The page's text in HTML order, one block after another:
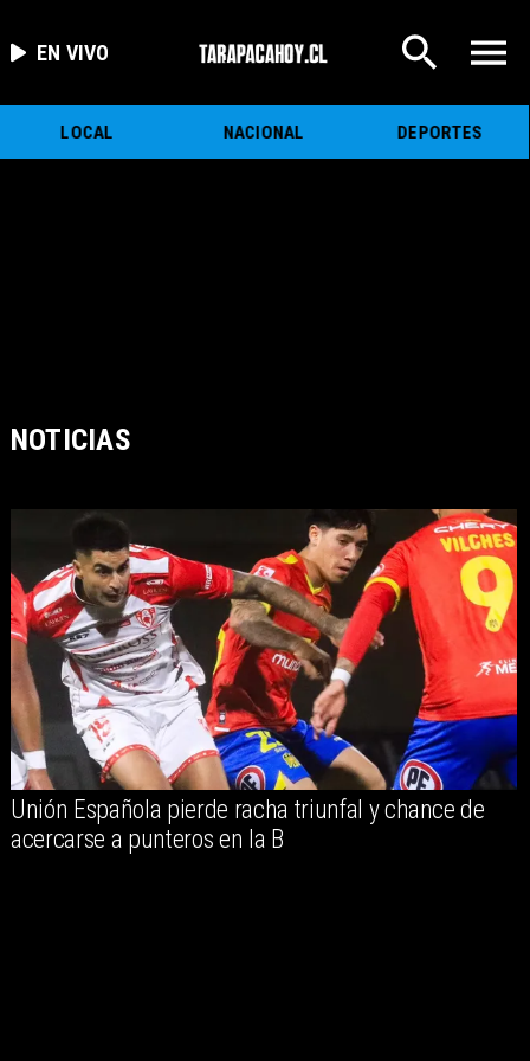
EN VIVO
LOCAL NACIONAL DEPORTES
NOTICIAS
Unión Española pierde racha triunfal y chance de
acercarse a punteros en la B